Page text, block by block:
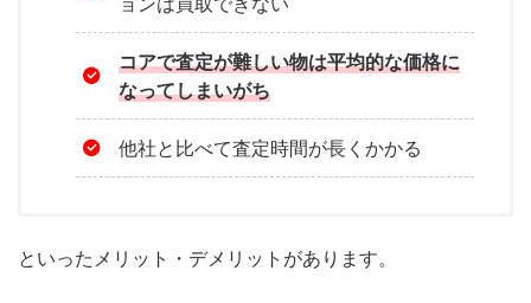
コアで査定が難しい物は平均的な価格に
なってしまいがち
他社と比べて査定時間が長くかかる
といったメリット・デメリットがあります。